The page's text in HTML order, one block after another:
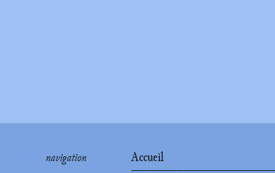
navigation
Accueil